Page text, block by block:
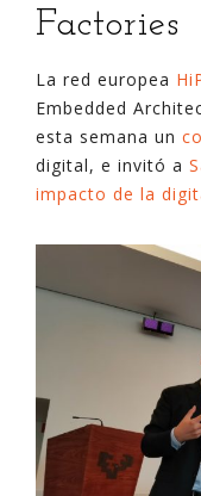
Factories
La red europea
Embedded
esta semana un
digital, e invitó a
impacto de la